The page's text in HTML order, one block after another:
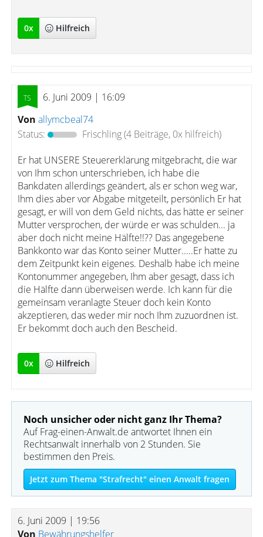
0x Hilfreich
6. Juni 2009 | 16:09
Von allymcbeal74
Status:
Frischling(4 Beiträge, 0x hilfreich)
Er hat UNSERE Steuererklärung mitgebracht, die war
von Ihm schon unterschrieben, ich habe die
Bankdaten allerdings geändert, als er schon weg war,
Ihm dies aber vor Abgabe mitgeteilt, persönlich Er hat
gesagt, er will von dem Geld nichts, das hätte er seiner
Mutter versprochen, der würde er was schulden... ja
aber doch nicht meine Hälfte!!?? Das angegebene
Bankkonto war das Konto seiner Mutter.....Er hatte zu
dem Zeitpunkt kein eigenes. Deshalb habe ich meine
Kontonummer angegeben, Ihm aber gesagt, dass ich
die Hälfte dann überweisen werde. Ich kann für die
gemeinsam veranlagte Steuer doch kein Konto
akzeptieren, das weder mir noch Ihm zuzuordnen ist.
Er bekommt doch auch den Bescheid.
0x Hilfreich
Noch unsicher oder nicht ganz Ihr Thema?
Auf Frag-einen-Anwalt.de antwortet Ihnen ein
Rechtsanwalt innerhalb von 2 Stunden. Sie
bestimmen den Preis.
Jetzt zum Thema "Strafrecht" einen Anwalt fragen
6. Juni 2009 | 19:56
Von Bewährungshelfer